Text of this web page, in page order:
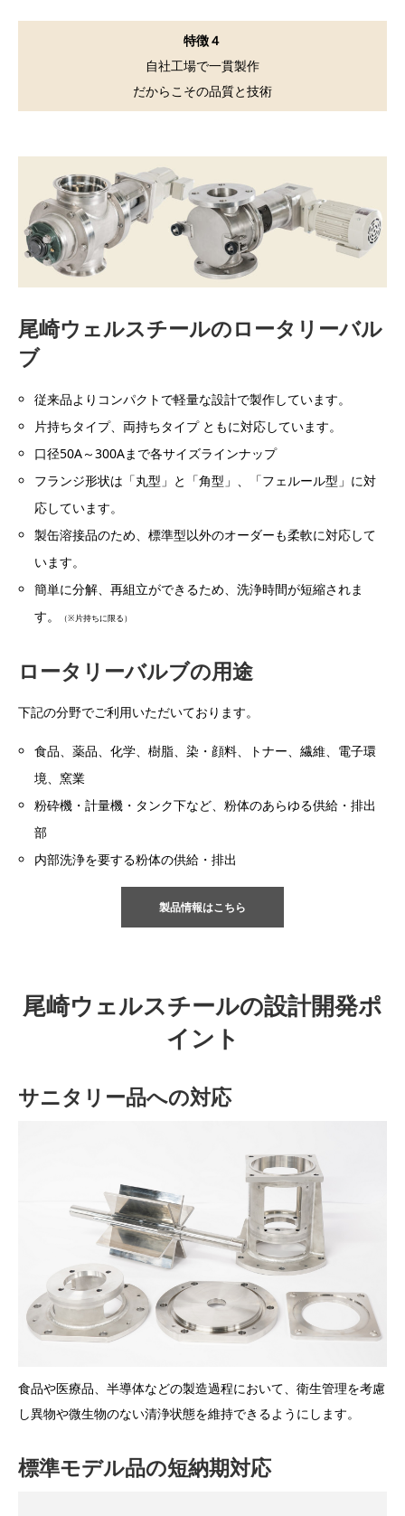
特徴４
自社工場で一貫製作
だからこその品質と技術
尾崎ウェルスチールのロータリーバル
ブ
従来品よりコンパクトで軽量な設計で製作しています。
片持ちタイプ、両持ちタイプ ともに対応しています。
口径50A～300Aまで各サイズラインナップ
フランジ形状は「丸型」と「角型」、「フェルール型」に対
応しています。
製缶溶接品のため、標準型以外のオーダーも柔軟に対応して
います。
簡単に分解、再組立ができるため、洗浄時間が短縮されま
す。
（※片持ちに限る）
ロータリーバルブの用途
下記の分野でご利用いただいております。
食品、薬品、化学、樹脂、染・顔料、トナー、繊維、電子環
境、窯業
粉砕機・計量機・タンク下など、粉体のあらゆる供給・排出
部
内部洗浄を要する粉体の供給・排出
製品情報はこちら
尾崎ウェルスチールの設計開発ポ
イント
サニタリー品への対応
食品や医療品、半導体などの製造過程において、衛生管理を考慮
し異物や微生物のない清浄状態を維持できるようにします。
標準モデル品の短納期対応